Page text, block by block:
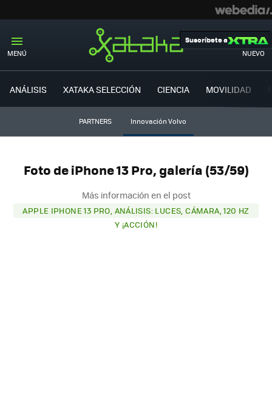
MENÚ NUEVO
Suscríbete a
ANÁLISIS XATAKA SELECCIÓN CIENCIA MOVILIDAD
PARTNERS Innovación Volvo
Foto de iPhone 13 Pro, galería (53/59)
Más información en el post
APPLE IPHONE 13 PRO, ANÁLISIS: LUCES, CÁMARA, 120 HZ
Y ¡ACCIÓN!